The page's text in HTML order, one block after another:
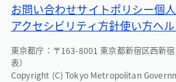
お問い合わせサイトポリシー個
アクセシビリティ方針使い方ヘ
東京都庁：〒163-8001 東京都新宿区西新
表）
Copyright (C) Tokyo Metropolitan